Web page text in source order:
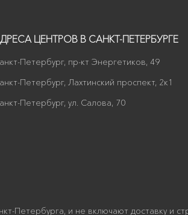
ЦЕНТРОВ В САНКТ-ПЕТЕРБУРГЕ
Петербург, пр-кт Энергетиков, 49
Петербург, Лахтинский проспект, 2к1
Петербург, ул. Салова, 70
Петербурга, и не включают доставку и